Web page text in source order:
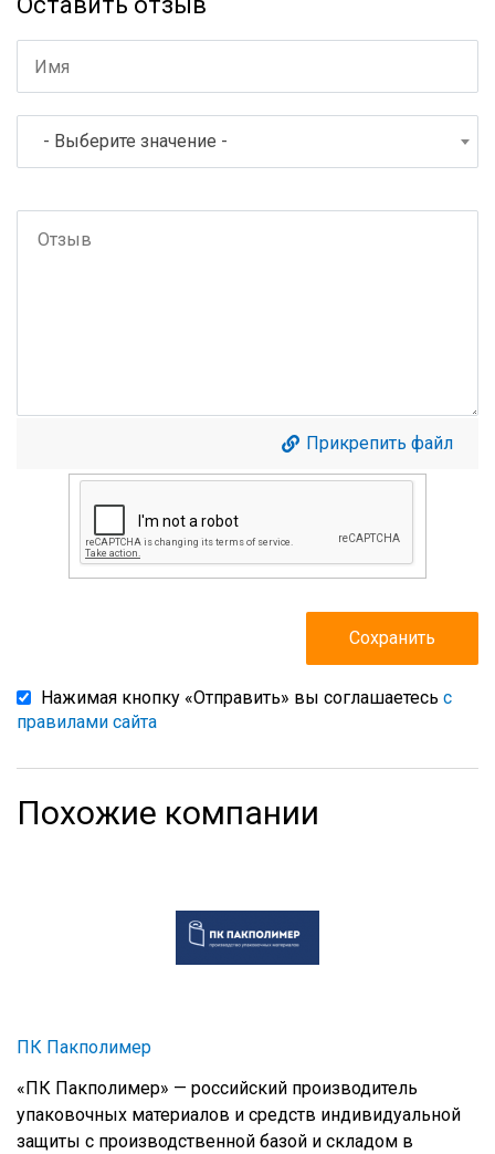
- Выберите значение -
Прикрепить файл
Нажимая кнопку «Отправить» вы соглашаетесь с
правилами сайта
Похожие компании
ПК Пакполимер
«ПК Пакполимер» — российский производитель
упаковочных материалов и средств индивидуальной
защиты с производственной базой и складом в